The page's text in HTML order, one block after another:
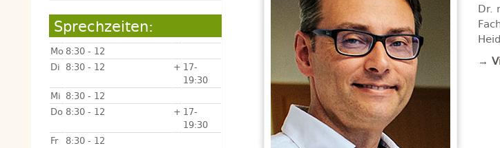
Sprechzeiten:
Mo 8:30 - 12
Di 8:30 - 12 + 17-
19:30
Mi 8:30 - 12
Do 8:30 - 12 + 17-
19:30
Fr 8:30 - 12
Dr.
→